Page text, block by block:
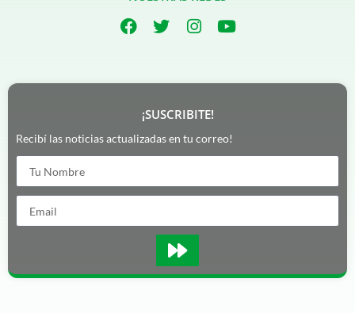
¡SUSCRIBITE!
Recibí las noticias actualizadas en tu correo!